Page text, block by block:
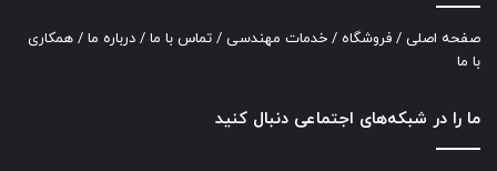
صفحه اصلی / فروشگاه / خدمات مهندسی / تماس با ما / درباره ما / همکاری
با ما
ما را در شبکه‌های اجتماعی دنبال کنید